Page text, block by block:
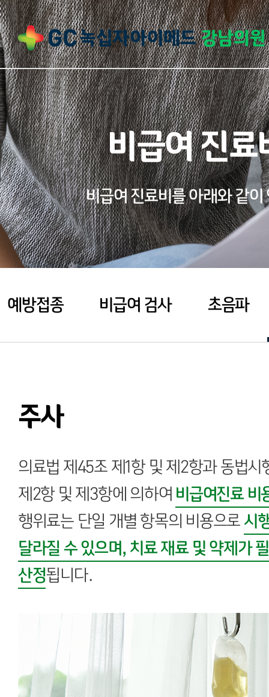
비급여 진료
비급여 진료비를 아래와 같
예방접종 비급여 검사 초음파
주사
의료법 제45조 제1항 및 제2항과 동법
제2항 및 제3항에 의하여 비급여진료 비
행위료는 단일 개별 항목의 비용으로 시
달라질 수 있으며, 치료 재료 및 약제가
산정됩니다.